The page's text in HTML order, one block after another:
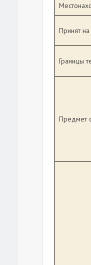
Принят
Границы
Предмет